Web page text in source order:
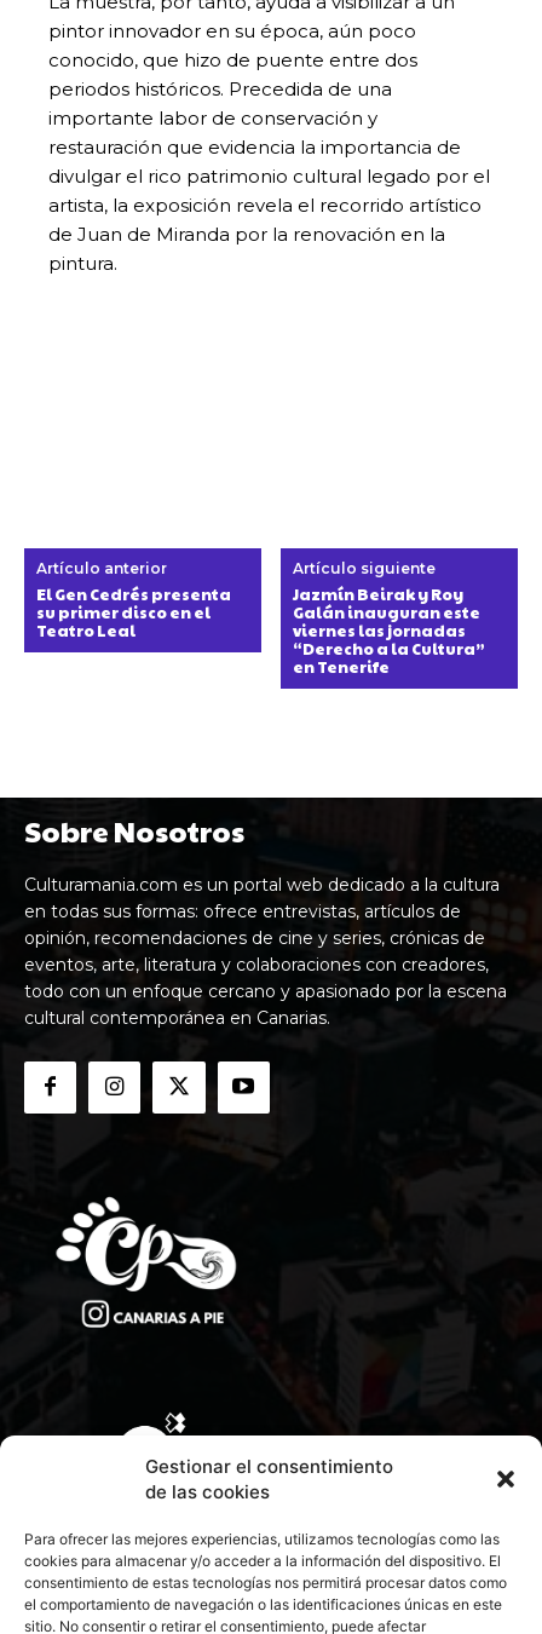
Gestionar el consentimiento
de las cookies
Para ofrecer las mejores experiencias, utilizamos tecnologías como las
cookies para almacenar y/o acceder a la información del dispositivo. El
consentimiento de estas tecnologías nos permitirá procesar datos como
el comportamiento de navegación o las identificaciones únicas en este
sitio. No consentir o retirar el consentimiento, puede afectar
pintor innovador en su época, aún poco
conocido, que hizo de puente entre dos
periodos históricos. Precedida de una
importante labor de conservación y
restauración que evidencia la importancia de
divulgar el rico patrimonio cultural legado por el
artista, la exposición revela el recorrido artístico
de Juan de Miranda por la renovación en la
pintura.
Artículo anterior
El Gen Cedrés presenta
su primer disco en el
Teatro Leal
Artículo siguiente
Jazmín Beirak y Roy
Galán inauguran este
viernes las jornadas
“Derecho a la Cultura”
en Tenerife
Sobre Nosotros
Culturamania.com es un portal web dedicado a la cultura
en todas sus formas: ofrece entrevistas, artículos de
opinión, recomendaciones de cine y series, crónicas de
eventos, arte, literatura y colaboraciones con creadores,
todo con un enfoque cercano y apasionado por la escena
cultural contemporánea en Canarias.